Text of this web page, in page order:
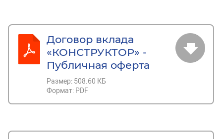
Договор вклада
«КОНСТРУКТОР» -
Публичная оферта
Размер: 508.60 КБ
Формат: PDF